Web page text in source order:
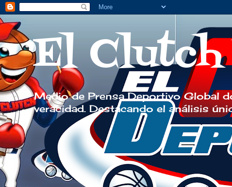
El
Medio de Prensa Deportivo Global
veracidad. Destacando el análisis